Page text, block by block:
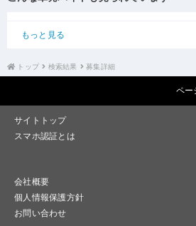
もっと見る
トップ 検索結果 募集詳細
ペー
サイトトップ
スマホ認証とは
会社概要
個人情報保護方針
お問い合わせ